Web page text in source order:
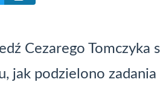
Cezarego Tomczyka
jak podzielono